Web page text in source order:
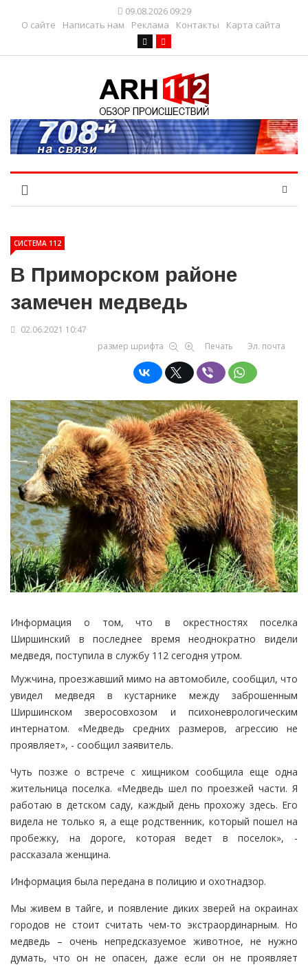
09.08.2026 09:29
О сайте
Написать нам Реклама Контакты Карта сайта
СИСТЕМА 112
В Приморском районе
замечен медведь
02.06.2021 10:47
размер шрифта
Печать Эл. почта
Информация о том, что в окрестностях поселка
Ширшинский в последнее время неоднократно видели
медведя, поступила в службу 112 сегодня утром.
Мужчина, проезжавший мимо на автомобиле, сообщил, что
увидел медведя в кустарнике между заброшенным
Ширшинском зверосовхозом и психоневрологическим
интернатом. «Медведь средних размеров, агрессию не
проявляет», - сообщил заявитель.
Чуть позже о встрече с хищником сообщила еще одна
жительница поселка. «Медведь шел по проезжей части. Я
работаю в детском саду, каждый день прохожу здесь. Его
видела не только я, а еще родственник, который пошел на
пробежку, на дороге, которая ведет в поселок», -
рассказала женщина.
Информация была передана в полицию и охотнадзор.
Мы живем в тайге, и появление диких зверей на окраинах
городов не стоит считать чем-то экстраординарным. Но
медведь – очень непредсказуемое животное, не нужно
думать, что он не опасен, даже если он не проявляет